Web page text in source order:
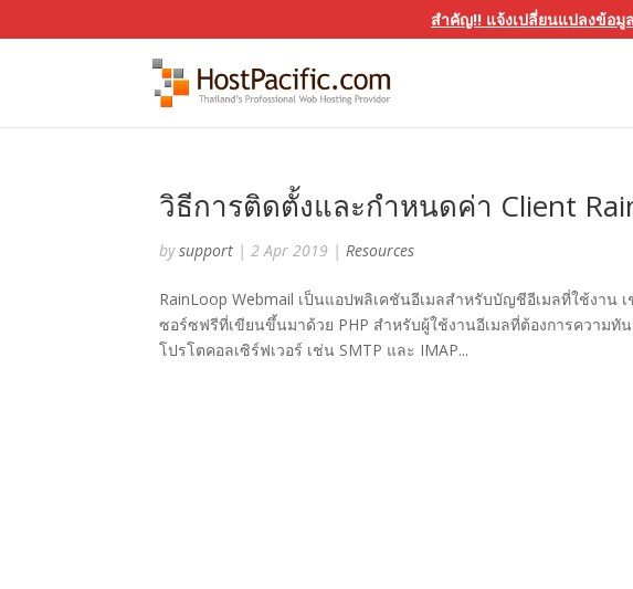
สำคัญ!! แจ้งเปลี่ยนแปลงข้อ
วิธีการติดตั้งและกำหนดค่า Client
bysupport |2 Apr 2019 |Resources
RainLoop Webmail เป็นแอปพลิเคชันอีเมลสำหรับบัญชีอีเมลที่ใช้งาน
ซอร์ซฟรีที่เขียนขึ้นมาด้วย PHP สำหรับผู้ใช้งานอีเมลที่ต้องการความทั
โปรโตคอลเซิร์ฟเวอร์ เช่น SMTP และ IMAP...